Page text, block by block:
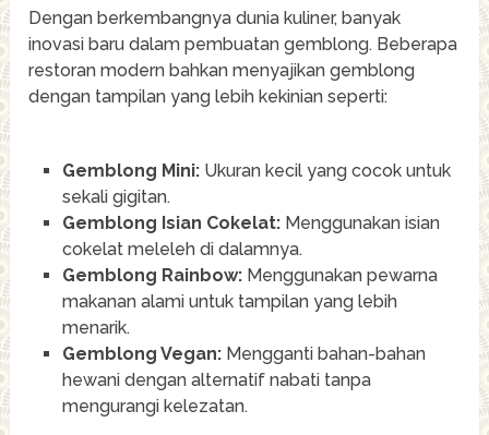
Dengan berkembangnya dunia kuliner, banyak
inovasi baru dalam pembuatan gemblong. Beberapa
restoran modern bahkan menyajikan gemblong
dengan tampilan yang lebih kekinian seperti:
Gemblong Mini:Ukuran kecil yang cocok untuk
sekali gigitan.
Gemblong Isian Cokelat:Menggunakan isian
cokelat meleleh di dalamnya.
Gemblong Rainbow:Menggunakan pewarna
makanan alami untuk tampilan yang lebih
menarik.
Gemblong Vegan:Mengganti bahan-bahan
hewani dengan alternatif nabati tanpa
mengurangi kelezatan.